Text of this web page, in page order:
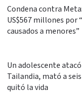
Condena contra
US$567 millones por
causados a menores”
Un adolescente
Tailandia, mató a
quitó la vida